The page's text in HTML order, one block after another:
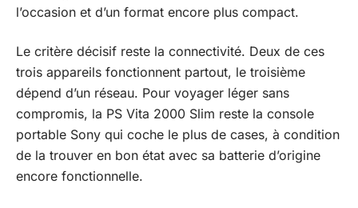
l’occasion et d’un format encore plus compact.
Le critère décisif reste la connectivité. Deux de ces
trois appareils fonctionnent partout, le troisième
dépend d’un réseau. Pour voyager léger sans
compromis, la PS Vita 2000 Slim reste la console
portable Sony qui coche le plus de cases, à condition
de la trouver en bon état avec sa batterie d’origine
encore fonctionnelle.